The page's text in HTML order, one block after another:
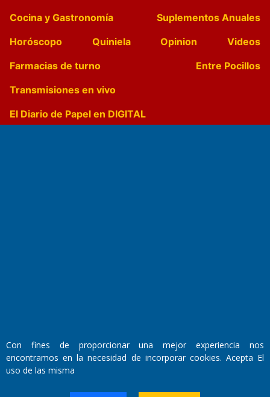
Cocina y Gastronomía
Suplementos Anuales
Horóscopo
Quiniela Opinion
Videos
Farmacias de turno
Entre Pocillos
Transmisiones en vivo
El Diario de Papel en DIGITAL
Director Periodístico:
Walter René Goñi
Domicilio Legal: José Ingenieros 855,
Con fines de proporcionar una mejor experiencia nos
encontramos en la necesidad de incorporar cookies. Acepta El
uso de las misma